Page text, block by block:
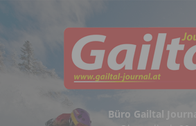
Büro Gailtal Journal